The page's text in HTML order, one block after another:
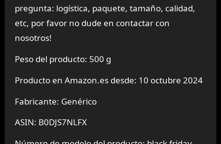
pregunta: logística, paquete, tamaño, calidad,
etc, por favor no dude en contactar con
nosotros!
Peso del producto: 500 g
Producto en Amazon.es desde: 10 octubre 2024
Fabricante: Genérico
ASIN: B0DJS7NLFX